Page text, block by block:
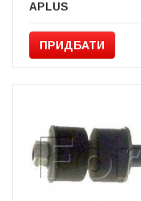
APLUS
ПРИДБАТИ